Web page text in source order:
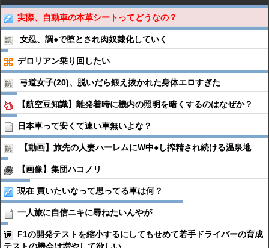
実際、自動車の本革シートってどうなの？
女忍、調●︎で堕とされ肉奴隷化していく
デロリアン乗り回したい
弓道女子(20)、脱いだら鍛え抜かれた身体エロすぎた
【航空豆知識】離発着時に機内の照明を暗くするのはなぜか？
日本車って安くて速い車無いよな？
【動画】旅先の人妻ハーレムにW中●︎し搾精され続ける温泉地
【画像】集団ハコノリ
現在 買いたいなって思ってる車は何？
一人旅に自信ニキに尋ねたいんやが
F1の開発テストを縮小するにしてもせめて若手ドライバーの育成